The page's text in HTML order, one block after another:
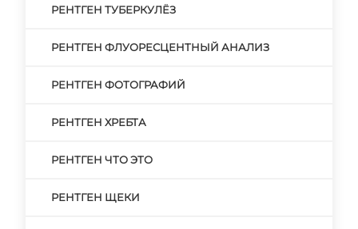
РЕНТГЕН ТУБЕРКУЛЁЗ
РЕНТГЕН ФЛУОРЕСЦЕНТНЫЙ АНАЛИЗ
РЕНТГЕН ФОТОГРАФИЙ
РЕНТГЕН ХРЕБТА
РЕНТГЕН ЧТО ЭТО
РЕНТГЕН ЩЕКИ